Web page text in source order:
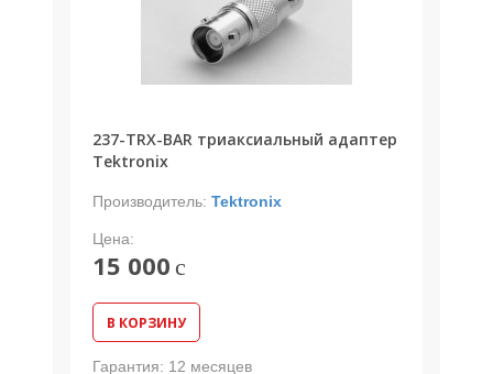
237-TRX-BAR триаксиальный адаптер
Tektronix
Производитель: Tektronix
Цена:
15 000 c
В КОРЗИНУ
Гарантия: 12 месяцев